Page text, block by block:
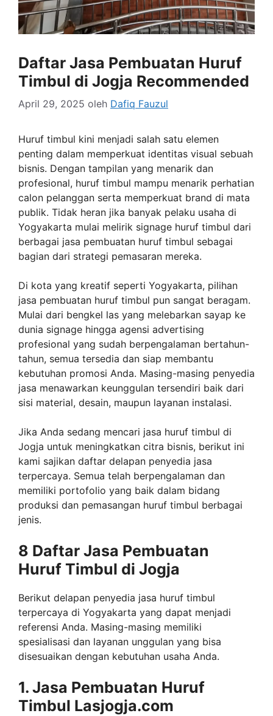
Daftar Jasa Pembuatan Huruf
Timbul di Jogja Recommended
April 29, 2025 oleh Dafiq Fauzul
Huruf timbul kini menjadi salah satu elemen
penting dalam memperkuat identitas visual sebuah
bisnis. Dengan tampilan yang menarik dan
profesional, huruf timbul mampu menarik perhatian
calon pelanggan serta memperkuat brand di mata
publik. Tidak heran jika banyak pelaku usaha di
Yogyakarta mulai melirik signage huruf timbul dari
berbagai jasa pembuatan huruf timbul sebagai
bagian dari strategi pemasaran mereka.
Di kota yang kreatif seperti Yogyakarta, pilihan
jasa pembuatan huruf timbul pun sangat beragam.
Mulai dari bengkel las yang melebarkan sayap ke
dunia signage hingga agensi advertising
profesional yang sudah berpengalaman bertahun-
tahun, semua tersedia dan siap membantu
kebutuhan promosi Anda. Masing-masing penyedia
jasa menawarkan keunggulan tersendiri baik dari
sisi material, desain, maupun layanan instalasi.
Jika Anda sedang mencari jasa huruf timbul di
Jogja untuk meningkatkan citra bisnis, berikut ini
kami sajikan daftar delapan penyedia jasa
terpercaya. Semua telah berpengalaman dan
memiliki portofolio yang baik dalam bidang
produksi dan pemasangan huruf timbul berbagai
jenis.
8 Daftar Jasa Pembuatan
Huruf Timbul di Jogja
Berikut delapan penyedia jasa huruf timbul
terpercaya di Yogyakarta yang dapat menjadi
referensi Anda. Masing-masing memiliki
spesialisasi dan layanan unggulan yang bisa
disesuaikan dengan kebutuhan usaha Anda.
1. Jasa Pembuatan Huruf
Timbul Lasjogja.com